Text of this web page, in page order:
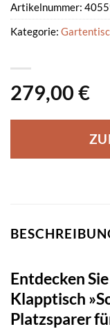
279,00 €
Artikelnummer:
Kategorie:
Entdecken
Klapptisch
Platzsparer